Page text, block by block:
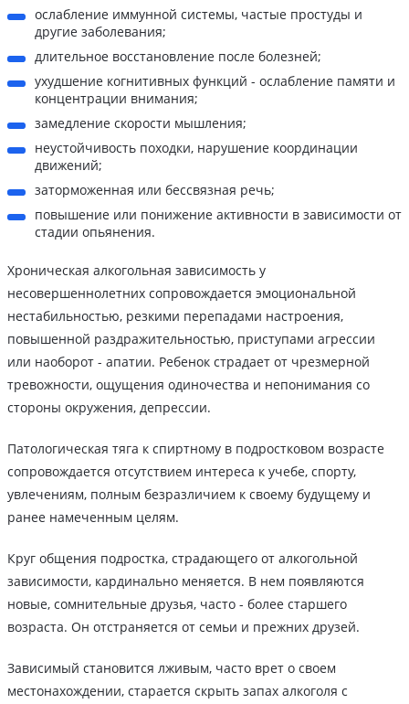
ослабление иммунной системы, частые простуды и
другие заболевания;
длительное восстановление после болезней;
ухудшение когнитивных функций - ослабление памяти и
концентрации внимания;
замедление скорости мышления;
неустойчивость походки, нарушение координации
движений;
заторможенная или бессвязная речь;
повышение или понижение активности в зависимости от
стадии опьянения.
Хроническая алкогольная зависимость у
несовершеннолетних сопровождается эмоциональной
нестабильностью, резкими перепадами настроения,
повышенной раздражительностью, приступами агрессии
или наоборот - апатии. Ребенок страдает от чрезмерной
тревожности, ощущения одиночества и непонимания со
стороны окружения, депрессии.
Патологическая тяга к спиртному в подростковом возрасте
сопровождается отсутствием интереса к учебе, спорту,
увлечениям, полным безразличием к своему будущему и
ранее намеченным целям.
Круг общения подростка, страдающего от алкогольной
зависимости, кардинально меняется. В нем появляются
новые, сомнительные друзья, часто - более старшего
возраста. Он отстраняется от семьи и прежних друзей.
Зависимый становится лживым, часто врет о своем
местонахождении, старается скрыть запах алкоголя с